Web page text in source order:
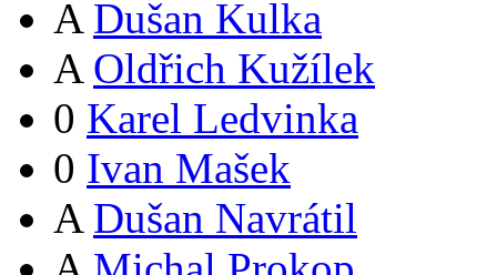
A Dušan Kulka
A Oldřich Kužílek
0 Karel Ledvinka
0 Ivan Mašek
A Dušan Navrátil